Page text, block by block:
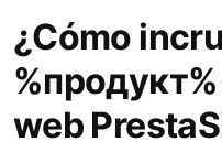
¿Cómo
web